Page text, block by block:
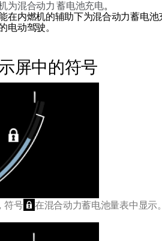
为混合动力 蓄电池充电。
在内燃机的辅助下为混合动力蓄电
电动驾驶。
屏中的符号
符号 在混合动力蓄电池量表中显示